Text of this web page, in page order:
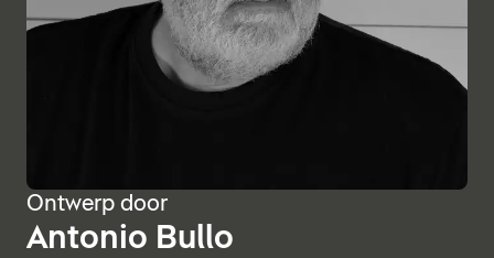
Ontwerp door
Antonio Bullo